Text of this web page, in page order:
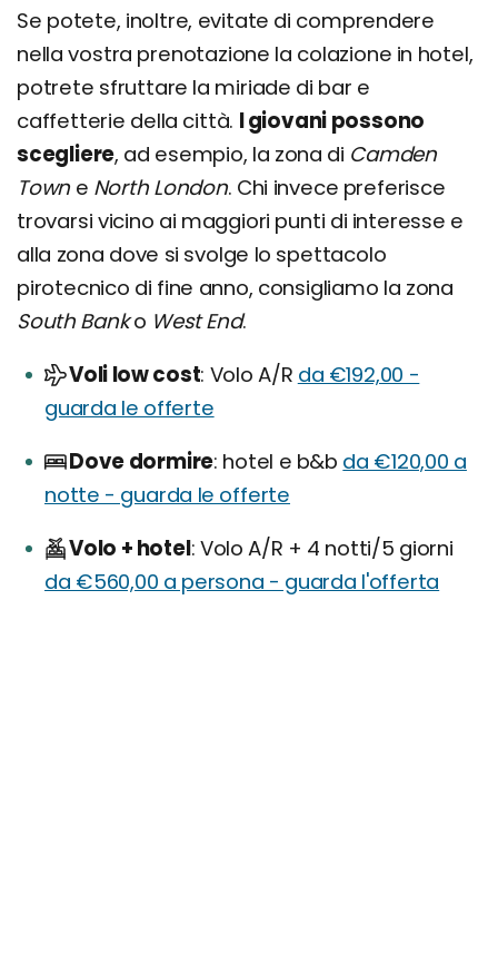
Se potete, inoltre, evitate di comprendere
nella vostra prenotazione la colazione in hotel,
potrete sfruttare la miriade di bar e
caffetterie della città. I giovani possono
scegliere, ad esempio, la zona di Camden
Towne North London. Chi invece preferisce
trovarsi vicino ai maggiori punti di interesse e
alla zona dove si svolge lo spettacolo
pirotecnico di fine anno, consigliamo la zona
South Banko West End.
Voli low cost Volo A/R da €192,00 -
guarda le offerte
Dove dormire hotel e b&b da €120,00 a
notte - guarda le offerte
Volo + hotel Volo A/R + 4 notti/5 giorni
da €560,00 a persona - guarda l'offerta